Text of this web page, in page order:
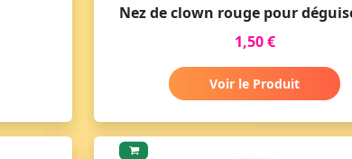
1,50 €
Voir le Produit